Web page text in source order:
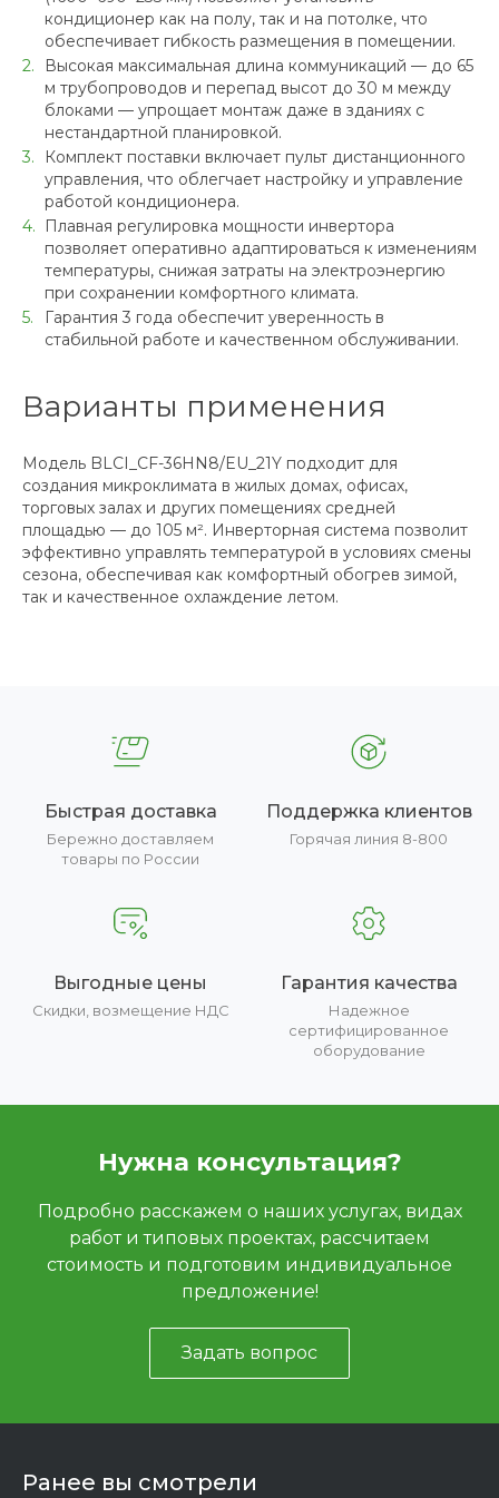
кондиционер как на полу, так и на потолке, что
обеспечивает гибкость размещения в помещении.
Высокая максимальная длина коммуникаций — до 65
м трубопроводов и перепад высот до 30 м между
блоками — упрощает монтаж даже в зданиях с
нестандартной планировкой.
Комплект поставки включает пульт дистанционного
управления, что облегчает настройку и управление
работой кондиционера.
Плавная регулировка мощности инвертора
позволяет оперативно адаптироваться к изменениям
температуры, снижая затраты на электроэнергию
при сохранении комфортного климата.
Гарантия 3 года обеспечит уверенность в
стабильной работе и качественном обслуживании.
Варианты применения
Модель BLCI_CF-36HN8/EU_21Y подходит для
создания микроклимата в жилых домах, офисах,
торговых залах и других помещениях средней
площадью — до 105 м². Инверторная система позволит
эффективно управлять температурой в условиях смены
сезона, обеспечивая как комфортный обогрев зимой,
так и качественное охлаждение летом.
Быстрая доставка
Бережно доставляем
товары по России
Поддержка клиентов
Горячая линия 8-800
Выгодные цены
Скидки, возмещение НДС
Гарантия качества
Надежное
сертифицированное
оборудование
Нужна консультация?
Подробно расскажем о наших услугах, видах
работ и типовых проектах, рассчитаем
стоимость и подготовим индивидуальное
предложение!
Задать вопрос
Ранее вы смотрели